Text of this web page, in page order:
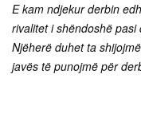
E kam ndjekur derbin
rivalitet i shëndoshë
Njëherë duhet ta
javës të punojmë për